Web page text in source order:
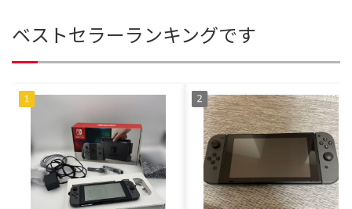
ベストセラーランキングです